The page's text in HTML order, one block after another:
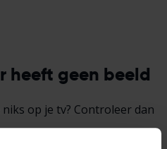
heeft geen beeld
op je tv? Controleer dan